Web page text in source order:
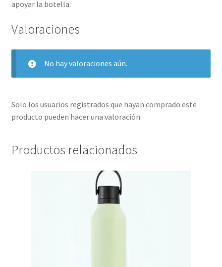
apoyar la botella.
Valoraciones
No hay valoraciones aún.
Solo los usuarios registrados que hayan comprado este
producto pueden hacer una valoración.
Productos relacionados